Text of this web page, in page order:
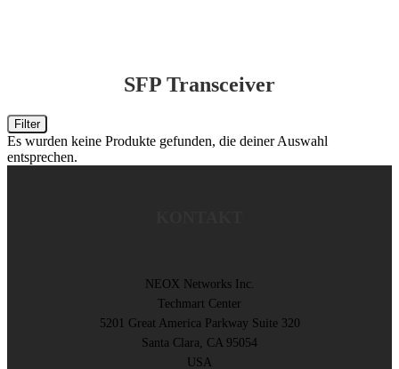
SFP Transceiver
Filter
Es wurden keine Produkte gefunden, die deiner Auswahl
entsprechen.
NEOX Networks Inc.
Techmart Center
5201 Great America Parkway Suite 320
Santa Clara, CA 95054
USA